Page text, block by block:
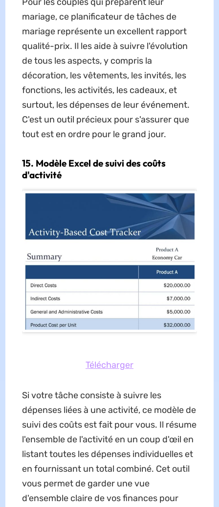
Pour les couples qui préparent leur
mariage, ce planificateur de tâches de
mariage représente un excellent rapport
qualité-prix. Il les aide à suivre l'évolution
de tous les aspects, y compris la
décoration, les vêtements, les invités, les
fonctions, les activités, les cadeaux, et
surtout, les dépenses de leur événement.
C'est un outil précieux pour s'assurer que
tout est en ordre pour le grand jour.
15. Modèle Excel de suivi des coûts
d'activité
Télécharger
Si votre tâche consiste à suivre les
dépenses liées à une activité, ce modèle de
suivi des coûts est fait pour vous. Il résume
l'ensemble de l'activité en un coup d'œil en
listant toutes les dépenses individuelles et
en fournissant un total combiné. Cet outil
vous permet de garder une vue
d'ensemble claire de vos finances pour